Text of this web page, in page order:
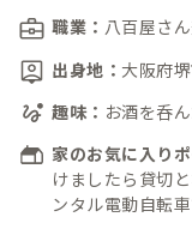
職業： 八百屋さ
出身地： 大阪府
趣味： お酒を呑
家のお気に入り
けましたら貸切
ンタル電動自転